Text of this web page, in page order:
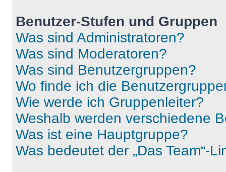
Benutzer-Stufen und Gruppen
Was sind Administratoren?
Was sind Moderatoren?
Was sind Benutzergruppen?
Wo finde ich die
Wie werde ich Gruppenleiter?
Weshalb werden verschiedene
Was ist eine Hauptgruppe?
Was bedeutet der „Das Team“-